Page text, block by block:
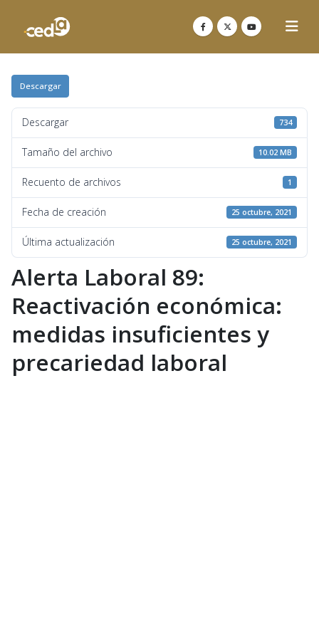
Descargar
Descargar 734
Tamaño del archivo 10.02 MB
Recuento de archivos 1
Fecha de creación 25 octubre, 2021
Última actualización 25 octubre, 2021
Alerta Laboral 89:
Reactivación económica:
medidas insuficientes y
precariedad laboral